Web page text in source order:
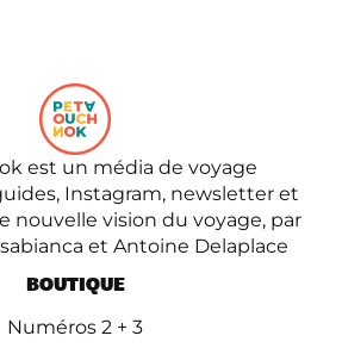
est un média de voyage
Instagram, newsletter et
nouvelle vision du voyage, par
et Antoine Delaplace
BOUTIQUE
Numéros 2 + 3